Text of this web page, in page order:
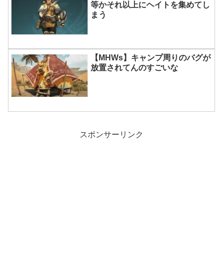
等かそれ以上にヘイトを集めてし
まう
【MHWs】キャンプ周りのバグが
放置されてんのすごいな
スポンサーリンク